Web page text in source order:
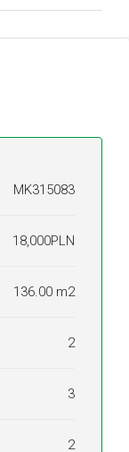
MK315083
18,000PLN
136.00 m2
2
3
2